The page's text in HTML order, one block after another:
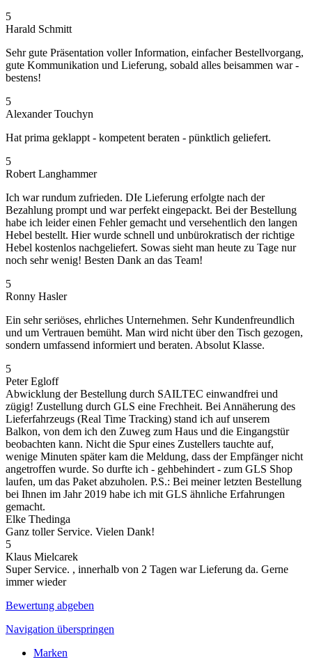
5
Harald Schmitt
Sehr gute Präsentation voller Information, einfacher Bestellvorgang,
gute Kommunikation und Lieferung, sobald alles beisammen war -
bestens!
5
Alexander Touchyn
Hat prima geklappt - kompetent beraten - pünktlich geliefert.
5
Robert Langhammer
Ich war rundum zufrieden. DIe Lieferung erfolgte nach der
Bezahlung prompt und war perfekt eingepackt. Bei der Bestellung
habe ich leider einen Fehler gemacht und versehentlich den langen
Hebel bestellt. Hier wurde schnell und unbürokratisch der richtige
Hebel kostenlos nachgeliefert. Sowas sieht man heute zu Tage nur
noch sehr wenig! Besten Dank an das Team!
5
Ronny Hasler
Ein sehr seriöses, ehrliches Unternehmen. Sehr Kundenfreundlich
und um Vertrauen bemüht. Man wird nicht über den Tisch gezogen,
sondern umfassend informiert und beraten. Absolut Klasse.
5
Peter Egloff
Abwicklung der Bestellung durch SAILTEC einwandfrei und
zügig! Zustellung durch GLS eine Frechheit. Bei Annäherung des
Lieferfahrzeugs (Real Time Tracking) stand ich auf unserem
Balkon, von dem ich den Zuweg zum Haus und die Eingangstür
beobachten kann. Nicht die Spur eines Zustellers tauchte auf,
wenige Minuten später kam die Meldung, dass der Empfänger nicht
angetroffen wurde. So durfte ich - gehbehindert - zum GLS Shop
laufen, um das Paket abzuholen. P.S.: Bei meiner letzten Bestellung
bei Ihnen im Jahr 2019 habe ich mit GLS ähnliche Erfahrungen
gemacht.
Elke Thedinga
Ganz toller Service. Vielen Dank!
5
Klaus Mielcarek
Super Service. , innerhalb von 2 Tagen war Lieferung da. Gerne
immer wieder
Bewertung abgeben
Navigation überspringen
Marken